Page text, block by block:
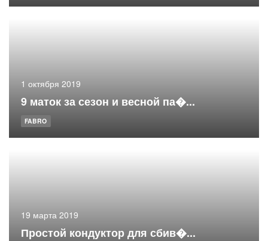
1 октября 2019
9 маток за сезон и весной па�...
FABRO
19 марта 2019
Простой кондуктор для сбив�...